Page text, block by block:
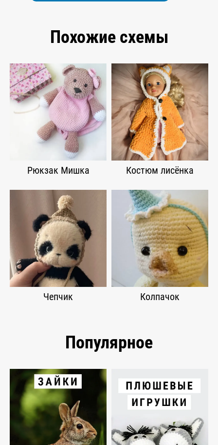
Похожие схемы
Рюкзак Мишка Костюм лисёнка
Чепчик Колпачок
Популярное